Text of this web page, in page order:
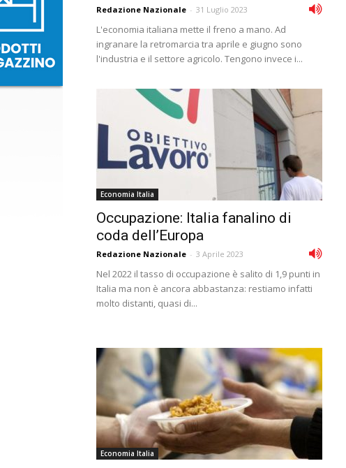
Redazione Nazionale - 31 Luglio 2023
L'economia italiana mette il freno a mano. Ad
ingranare la retromarcia tra aprile e giugno sono
l'industria e il settore agricolo. Tengono invece i...
Economia Italia
Occupazione: Italia fanalino di
coda dell’Europa
Redazione Nazionale - 3 Aprile 2023
Nel 2022 il tasso di occupazione è salito di 1,9 punti in
Italia ma non è ancora abbastanza: restiamo infatti
molto distanti, quasi di...
Economia Italia